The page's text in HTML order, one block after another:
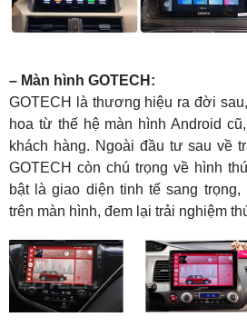
– Màn hình GOTECH:
GOTECH là thương hiệu ra đời
hoa từ thế hệ màn hình Android
khách hàng. Ngoài đầu tư sau về
GOTECH còn chú trọng về hình
bật là giao diện tinh tế sang
trên màn hình, đem lại trải nghiệm